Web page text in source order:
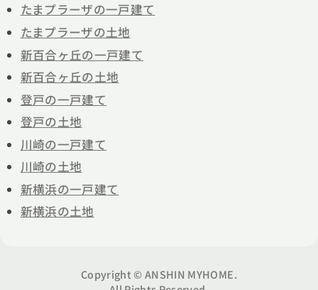
たまプラーザの一戸建て
たまプラーザの土地
新百合ヶ丘の一戸建て
新百合ヶ丘の土地
登戸の一戸建て
登戸の土地
川崎の一戸建て
川崎の土地
新横浜の一戸建て
新横浜の土地
Copyright © ANSHIN MYHOME.